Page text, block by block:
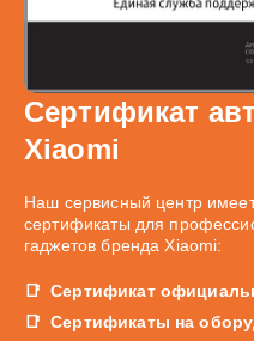
Сертификат
Xiaomi
Наш сервисный центр
сертификаты для
гаджетов бренда Xiaomi:
Сертификат
Сертификаты на